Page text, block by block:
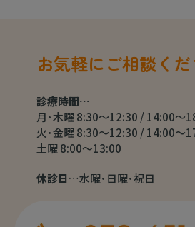
お気軽にご相談く
診療時間…
月･木曜 8:30～12:30 / 14:00～
火･金曜 8:30～12:30 / 14:00～
土曜 8:00～13:00
休診日…水曜･日曜･祝日